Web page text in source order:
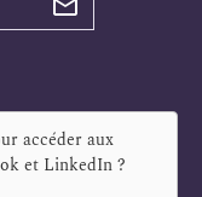
accéder aux
et LinkedIn?